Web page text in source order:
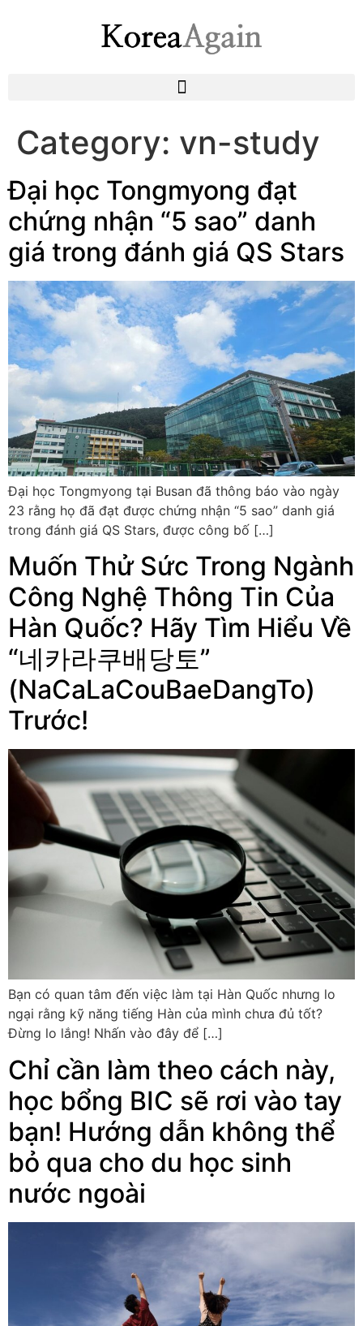
Category: vn-study
Đại học Tongmyong đạt
chứng nhận “5 sao” danh
giá trong đánh giá QS Stars
Đại học Tongmyong tại Busan đã thông báo vào ngày
23 rằng họ đã đạt được chứng nhận “5 sao” danh giá
trong đánh giá QS Stars, được công bố […]
Muốn Thử Sức Trong Ngành
Công Nghệ Thông Tin Của
Hàn Quốc? Hãy Tìm Hiểu Về
“네카라쿠배당토”
(NaCaLaCouBaeDangTo)
Trước!
Bạn có quan tâm đến việc làm tại Hàn Quốc nhưng lo
ngại rằng kỹ năng tiếng Hàn của mình chưa đủ tốt?
Đừng lo lắng! Nhấn vào đây để […]
Chỉ cần làm theo cách này,
học bổng BIC sẽ rơi vào tay
bạn! Hướng dẫn không thể
bỏ qua cho du học sinh
nước ngoài